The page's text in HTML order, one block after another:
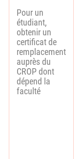
Pour un
étudiant,
obtenir un
certificat de
remplacement
auprès du
CROP dont
dépend la
faculté